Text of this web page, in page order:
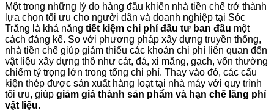
Một trong những lý do hàng đầu khiến nhà tiền chế trở thành
lựa chọn tối ưu cho người dân và doanh nghiệp tại Sóc
Trăng là khả năng tiết kiệm chi phí đầu tư ban đầu một
cách đáng kể. So với phương pháp xây dựng truyền thống,
nhà tiền chế giúp giảm thiểu các khoản chi phí liên quan đến
vật liệu xây dựng thô như cát, đá, xi măng, gạch, vốn thường
chiếm tỷ trọng lớn trong tổng chi phí. Thay vào đó, các cấu
kiện thép được sản xuất hàng loạt tại nhà máy với quy trình
tối ưu, giúp giảm giá thành sản phẩm và hạn chế lãng phí
vật liệu.